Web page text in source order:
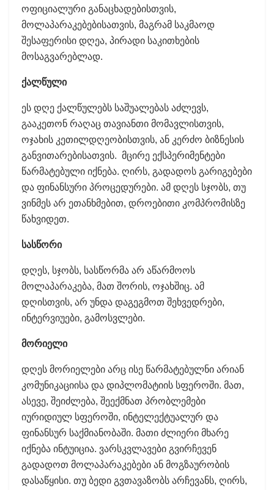
ოფიციალური განაცხადებისთვის,
მოლაპარაკებებისათვის, მაგრამ საკმაოდ
შესაფერისი დღეა, პირადი საკითხების
მოსაგვარებლად.
ქალწული
ეს დღე ქალწულებს საშუალებას აძლევს,
გააკეთონ რაღაც თავიანთი მომავლისთვის,
ოჯახის კეთილდღეობისთვის, ან კერძო ბიზნესის
განვითარებისათვის. მცირე ექსპერიმენტები
წარმატებული იქნება. ღირს, გადადოს გარიგებები
და ფინანსური პროცედურები. ამ დღეს სჯობს, თუ
ვინმეს არ ეთანხმებით, დროებითი კომპრომისზე
წახვიდეთ.
სასწორი
დღეს, სჯობს, სასწორმა არ აწარმოოს
მოლაპარაკება, მათ შორის, ოჯახშიც. ამ
დღისთვის, არ უნდა დაგეგმოთ შეხვედრები,
ინტერვიუები, გამოსვლები.
მორიელი
დღეს მორიელები არც ისე წარმატებულნი არიან
კომუნიკაციისა და დიპლომატიის სფეროში. მათ,
ასევე, შეიძლება, შეექმნათ პრობლემები
იურიდიულ სფეროში, ინტელექტუალურ და
ფინანსურ საქმიანობაში. მათი ძლიერი მხარე
იქნება ინტუიცია. ვარსკვლავები გვირჩევენ
გადადოთ მოლაპარაკებები ან მოგზაურობის
დასაწყისი. თუ ბედი გვთავაზობს არჩევანს, ღირს,